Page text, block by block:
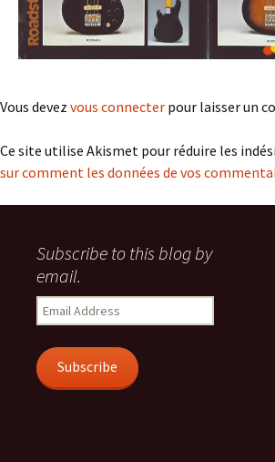
Vous devez vous connecter pour laisser un
Ce site utilise Akismet pour réduire les
sur comment les données de vos
Subscribe to this blog by
email.
Email
Address
Subscribe